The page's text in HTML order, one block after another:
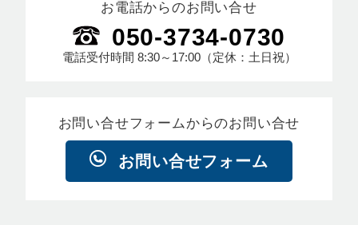
お電話からのお問い合せ
050-3734-0730
電話受付時間 8:30～17:00（定休：土日祝）
お問い合せフォームからのお問い合せ
お問い合せフォーム